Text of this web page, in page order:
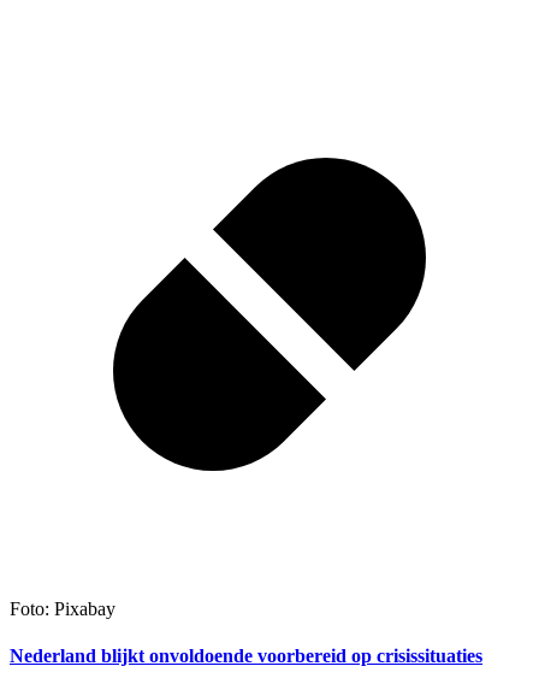
Foto: Pixabay
Nederland blijkt onvoldoende voorbereid op crisissituaties